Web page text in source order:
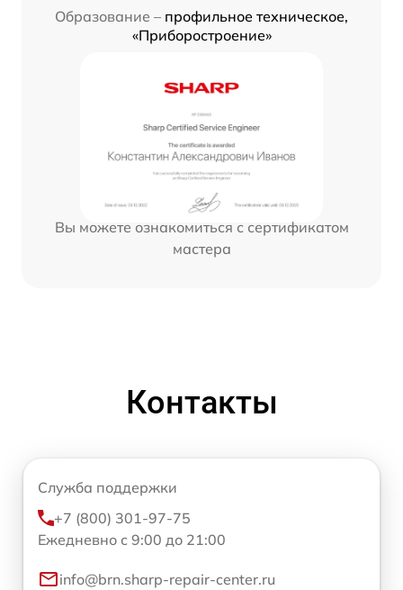
Образование – профильное техническое,
«Приборостроение»
Вы можете ознакомиться с сертификатом
мастера
Контакты
Служба поддержки
+7 (800) 301-97-75
Ежедневно с 9:00 до 21:00
info@brn.sharp-repair-center.ru